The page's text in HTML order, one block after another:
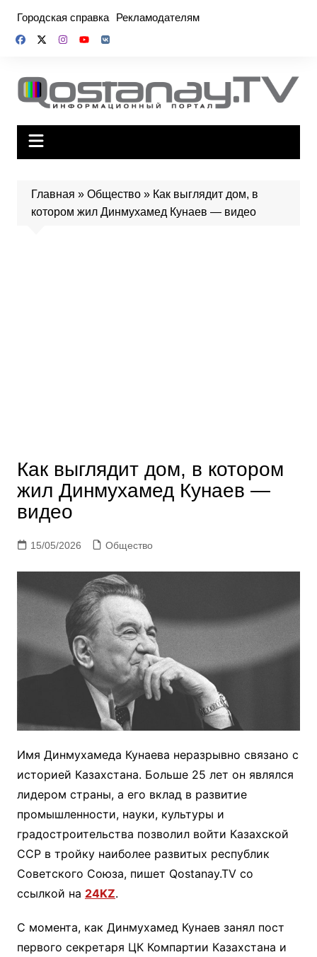
содержимому
Городская справка Рекламодателям
Главная » Общество» Как выглядит дом, в
котором жил Динмухамед Кунаев — видео
Как выглядит дом, в котором
жил Динмухамед Кунаев —
видео
15/05/2026 Общество
Имя Динмухамеда Кунаева неразрывно связано с
историей Казахстана. Больше 25 лет он являлся
лидером страны, а его вклад в развитие
промышленности, науки, культуры и
градостроительства позволил войти Казахской
ССР в тройку наиболее развитых республик
Советского Союза, пишет Qostanay.TV со
ссылкой на 24KZ.
С момента, как Динмухамед Кунаев занял пост
первого секретаря ЦК Компартии Казахстана и